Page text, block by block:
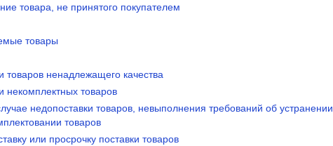
товара, не принятого покупателем
товары
товаров ненадлежащего качества
некомплектных товаров
недопоставки товаров, невыполнения требований об устранении
товаров
или просрочку поставки товаров